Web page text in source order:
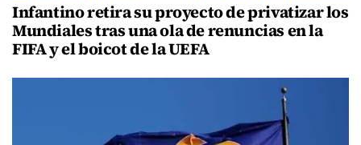
Infantino retira su proyecto de privatizar los
Mundiales tras una ola de renuncias en la
FIFA y el boicot de la UEFA